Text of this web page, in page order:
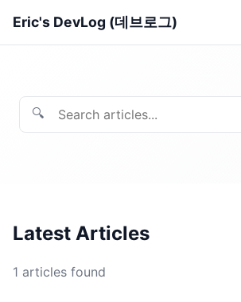
Eric's DevLog (데브로그)
🔍
Latest Articles
1 articles found